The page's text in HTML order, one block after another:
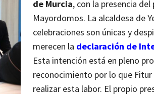
de Murcia, con la presencia
Mayordomos. La alcaldesa de
celebraciones son únicas y
merecen la declaración de
Esta intención está en pleno
reconocimiento por lo que Fitur
realizar esta labor. El propio